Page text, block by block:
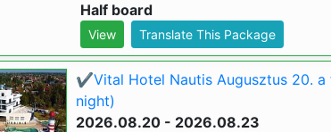
Half board
View Translate This Package
✔️Vital Hotel Nautis Augusztus 20. a
night)
2026.08.20 - 2026.08.23